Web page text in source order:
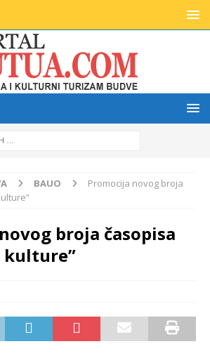
BAUO
Promocija novog broja
broja časopisa
kulture”